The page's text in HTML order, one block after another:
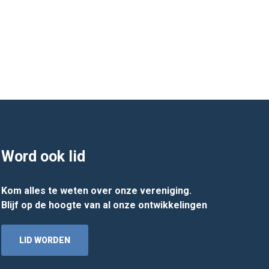
Word ook lid
Kom alles te weten over onze vereniging.
Blijf op de hoogte van al onze ontwikkelingen
LID WORDEN